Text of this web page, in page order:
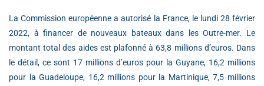
La Commission européenne a autorisé la France, le lundi 28 février
2022, à financer de nouveaux bateaux dans les Outre-mer. Le
montant total des aides est plafonné à 63,8 millions d’euros. Dans
le détail, ce sont 17 millions d’euros pour la Guyane, 16,2 millions
pour la Guadeloupe, 16,2 millions pour la Martinique, 7,5 millions